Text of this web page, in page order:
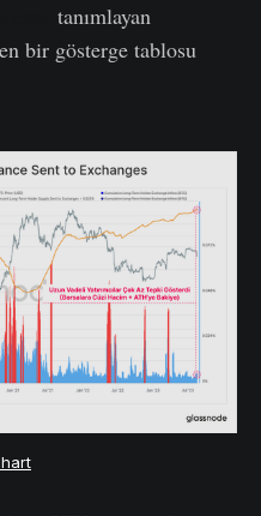
tanımlayan
bir gösterge tablosu